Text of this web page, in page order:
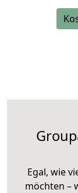
Egal, wie
möchten –